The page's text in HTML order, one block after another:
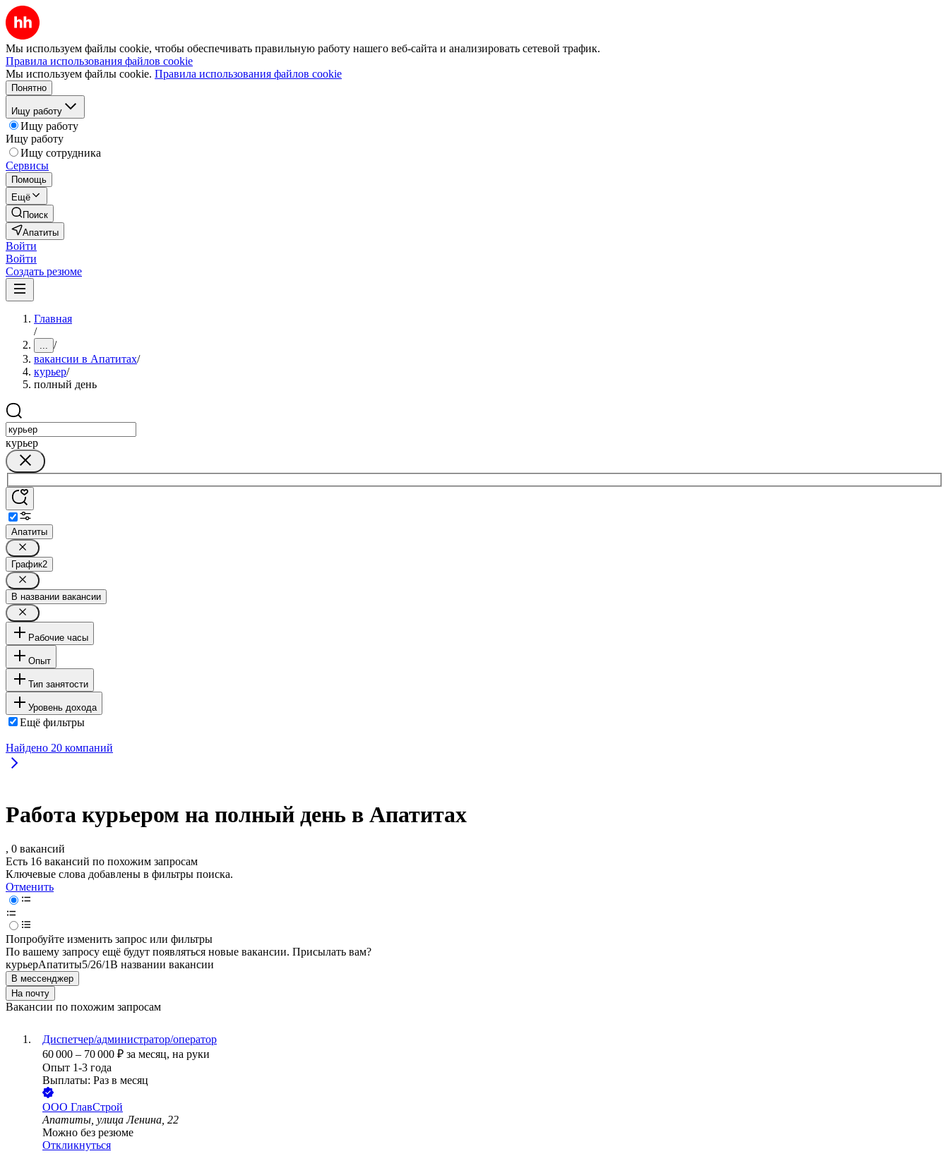
Мы используем файлы cookie, чтобы обеспечивать правильную работу нашего веб-сайта и анализировать сетевой трафик.
Правила использования файлов cookie
Мы используем файлы cookie. Правила использования файлов cookie
Понятно
Ищу работу
Ищу работу
Ищу работу
Ищу сотрудника
Сервисы
Помощь
Ещё
Поиск
Апатиты
Войти
Войти
Создать резюме
Главная
/
... /
вакансии в Апатитах/
курьер/
полный день
курьер
Апатиты
График2
В названии вакансии
Рабочие часы
Опыт
Тип занятости
Уровень дохода
Ещё фильтры
Найдено 20 компаний
Работа курьером на полный день в Апатитах
, 0 вакансий
Есть 16 вакансий по похожим запросам
Ключевые слова добавлены в фильтры поиска.
Отменить
Попробуйте изменить запрос или фильтры
По вашему запросу ещё будут появляться новые вакансии. Присылать вам?
курьерАпатиты5/26/1В названии вакансии
В мессенджер
На почту
Вакансии по похожим запросам
Диспетчер/администратор/оператор
60 000 – 70 000 ₽ за месяц, на руки
Опыт 1-3 года
Выплаты: Раз в месяц
ООО ГлавСтрой
Апатиты, улица Ленина, 22
Можно без резюме
Откликнуться